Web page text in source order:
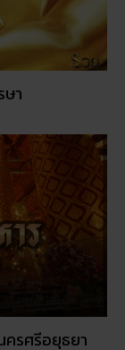
รศรีอยุธยา